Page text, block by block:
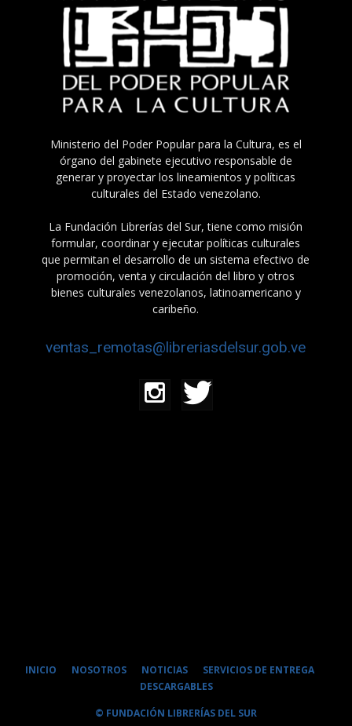
Ministerio del Poder Popular para la Cultura, es el
órgano del gabinete ejecutivo responsable de
generar y proyectar los lineamientos y políticas
culturales del Estado venezolano.
La Fundación Librerías del Sur, tiene como misión
formular, coordinar y ejecutar políticas culturales
que permitan el desarrollo de un sistema efectivo de
promoción, venta y circulación del libro y otros
bienes culturales venezolanos, latinoamericano y
caribeño.
ventas_remotas@libreriasdelsur.gob.ve
INICIO NOSOTROS NOTICIAS
SERVICIOS DE ENTREGA
DESCARGABLES
© FUNDACIÓN LIBRERÍAS DEL SUR